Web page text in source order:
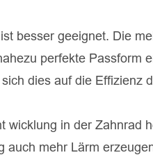
besser geeignet. Die
perfekte Passform
dies auf die Effizienz
wicklung in der Zahnrad
auch mehr Lärm